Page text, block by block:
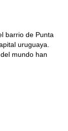
barrio de Punta
uruguaya.
mundo han